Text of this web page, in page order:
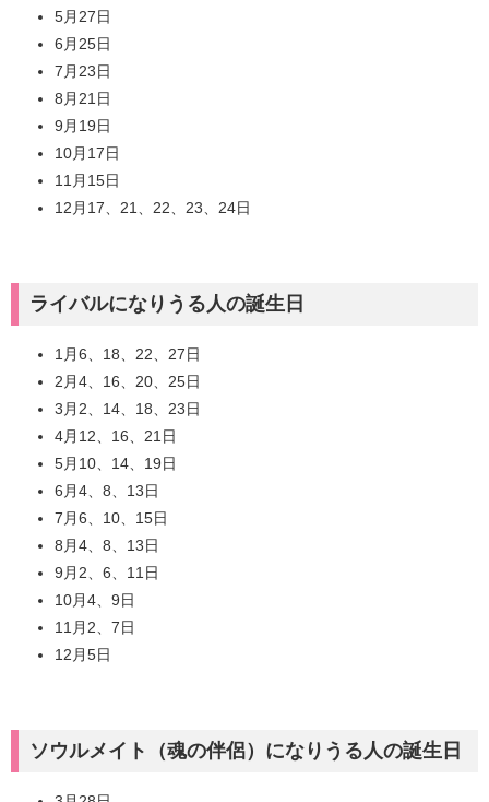
5月27日
6月25日
7月23日
8月21日
9月19日
10月17日
11月15日
12月17、21、22、23、24日
ライバルになりうる人の誕生日
1月6、18、22、27日
2月4、16、20、25日
3月2、14、18、23日
4月12、16、21日
5月10、14、19日
6月4、8、13日
7月6、10、15日
8月4、8、13日
9月2、6、11日
10月4、9日
11月2、7日
12月5日
ソウルメイト（魂の伴侶）になりうる人の誕生日